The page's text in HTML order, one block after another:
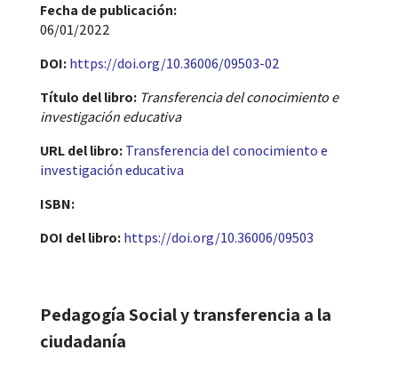
Fecha de publicación​:
06/01/2022
DOI: https://doi.org/10.36006/09503-02
Título del libro: Transferencia del conocimiento e
investigación educativa
URL del libro: Transferencia del conocimiento e
investigación educativa
ISBN:
DOI del libro: https://doi.org/10.36006/09503
Pedagogía Social y transferencia a la
ciudadanía